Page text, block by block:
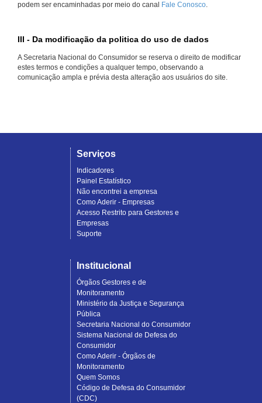
podem ser encaminhadas por meio do canal Fale Conosco.
III - Da modificação da politica do uso de dados
A Secretaria Nacional do Consumidor se reserva o direito de modificar
estes termos e condições a qualquer tempo, observando a
comunicação ampla e prévia desta alteração aos usuários do site.
Serviços
Indicadores
Painel Estatístico
Não encontrei a empresa
Como Aderir - Empresas
Acesso Restrito para Gestores e
Empresas
Suporte
Institucional
Órgãos Gestores e de
Monitoramento
Ministério da Justiça e Segurança
Pública
Secretaria Nacional do Consumidor
Sistema Nacional de Defesa do
Consumidor
Como Aderir - Órgãos de
Monitoramento
Quem Somos
Código de Defesa do Consumidor
(CDC)